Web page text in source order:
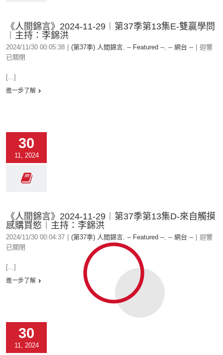
《人間錦言》2024-11-29︱第37季第13集E-雙贏學問
︱主持：李錦洪
2024/11/30 00:05:38 (第37季) 人間錦言, -- Featured --, -- 網台 --
迴響
已關閉
[...]
進一步了解
30
11, 2024
《人間錦言》2024-11-29︱第37季第13集D-來自觸摸
感購買慾︱主持：李錦洪
2024/11/30 00:04:37 (第37季) 人間錦言, -- Featured --, -- 網台 --
迴響
已關閉
[...]
進一步了解
30
11, 2024